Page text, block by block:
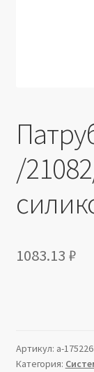
/
1083.13 ₽
Артикул: a-175226
Категория: